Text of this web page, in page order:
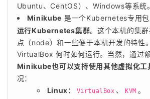
Ubuntu、CentOS）、Windows等系统。
Minikube 是一个Kubernetes专用
运行Kubernetes集群。这个本机的集
点（node）和一些便于本机开发的特性
VirtualBox 何时如何运行。当然，通过额
Minikube也可以支持使用其他虚拟化工
况：
Linux：
VirtualBox 、 KVM 。